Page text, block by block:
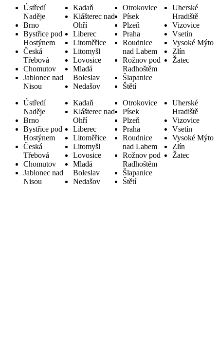
Ústředí
Naděje
Brno
Bystřice pod
Hostýnem
Česká
Třebová
Chomutov
Jablonec nad
Nisou
Kadaň
Klášterec nad
Ohří
Liberec
Litoměřice
Litomyšl
Lovosice
Mladá
Boleslav
Nedašov
Otrokovice
Písek
Plzeň
Praha
Roudnice
nad Labem
Rožnov pod
Radhoštěm
Šlapanice
Štětí
Uherské
Hradiště
Vizovice
Vsetín
Vysoké Mýto
Zlín
Žatec
Ústředí
Naděje
Brno
Bystřice pod
Hostýnem
Česká
Třebová
Chomutov
Jablonec nad
Nisou
Kadaň
Klášterec nad
Ohří
Liberec
Litoměřice
Litomyšl
Lovosice
Mladá
Boleslav
Nedašov
Otrokovice
Písek
Plzeň
Praha
Roudnice
nad Labem
Rožnov pod
Radhoštěm
Šlapanice
Štětí
Uherské
Hradiště
Vizovice
Vsetín
Vysoké Mýto
Zlín
Žatec